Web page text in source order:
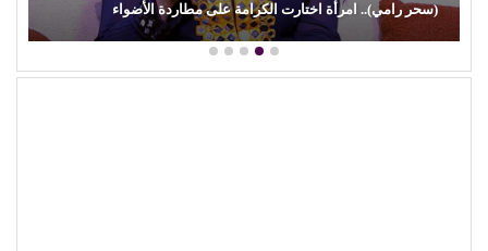
(سحر رامي).. امرأة اختارت الكرامة على مطاردة الأضواء